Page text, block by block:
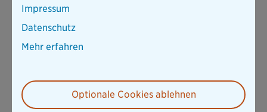
Im gehobenen Dienst existieren verschiedene Dienstgrade
Brandamtsrat/-rätin und Brandrat/-rätin. Im höheren Dienst
gibt es Dienstgrade wie Brandrat/-rätin, Oberbrandrat/-
rätin bzw. Brandoberrat/-rätin, Branddirektor/-in und
Die Feuerwehr bietet somit vielfältige Wege für die berufliche
Entwicklung und den Aufstieg in höhere Positionen und
Dienstgrade. Somit können Sie je nach individuellen
Impressum
Datenschutz
Mehr erfahren
Optionale Cookies ablehnen